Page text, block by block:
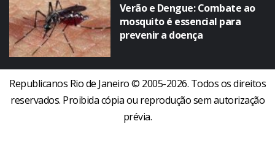
Verão e Dengue: Combate ao
mosquito é essencial para
prevenir a doença
Republicanos Rio de Janeiro © 2005-2026. Todos os direitos
reservados. Proibida cópia ou reprodução sem autorização
prévia.